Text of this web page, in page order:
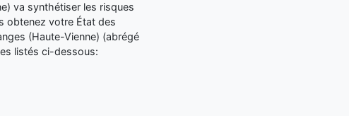
va synthétiser les risques
obtenez votre État des
(Haute-Vienne) (abrégé
listés ci-dessous: